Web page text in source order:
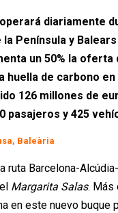
operará diariamente
Península y Balears
un 50% la
huella de carbono
126 millones de
pasajeros y 425
Baleària
ruta Barcelona-
Margarita Salas. Más
en este nuevo